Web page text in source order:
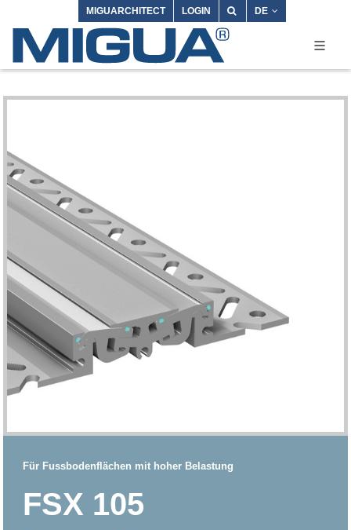
MIGUARCHITECT LOGIN DE
Für Fussbodenflächen mit hoher Belastung
FSX 105